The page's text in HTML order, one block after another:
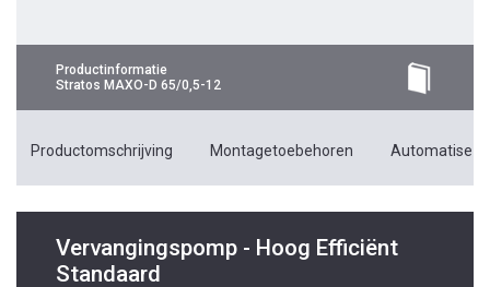
Productinformatie
Stratos MAXO-D 65/0,5-12
Productomschrijving Montagetoebehoren
Vervangingspomp - Hoog Efficiënt
Standaard